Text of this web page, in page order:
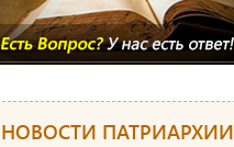
НОВОСТИ ПАТРИАРХИИ